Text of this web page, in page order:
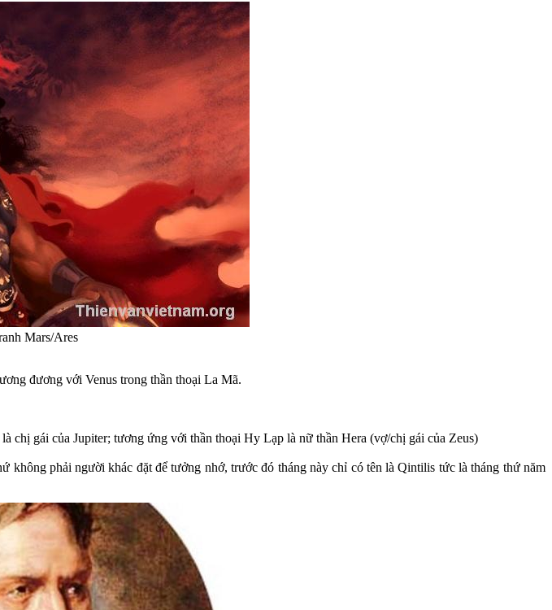
Mars/Ares
đương với Venus trong thần thoại La Mã.
chị gái của Jupiter; tương ứng với thần thoại Hy Lạp là nữ thần Hera (vợ/chị gái của Zeus)
không phải người khác đặt để tưởng nhớ, trước đó tháng này chỉ có tên là Qintilis tức là tháng thứ năm